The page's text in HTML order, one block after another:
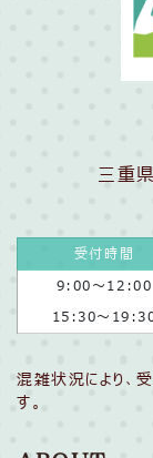
三重
受付時間
9:00〜12:00
15:30〜
混雑状況により、
す。